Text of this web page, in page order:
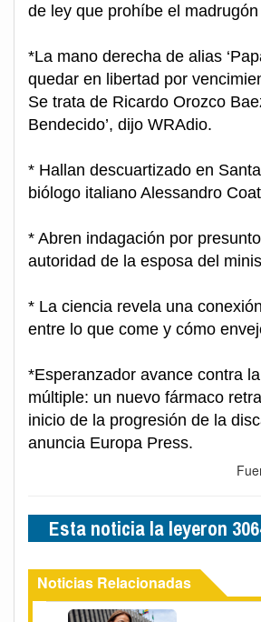
de ley que prohíbe el madrugón
*La mano derecha de alias
quedar en libertad por
Se trata de Ricardo Orozco
Bendecido’, dijo WRAdio.
* Hallan descuartizado en
biólogo italiano Alessandro
* Abren indagación por
autoridad de la esposa del
* La ciencia revela una
entre lo que come y cómo
*Esperanzador avance contra
múltiple: un nuevo fármaco
inicio de la progresión de la
anuncia Europa Press.
Esta noticia la leyeron
Noticias Relacionadas